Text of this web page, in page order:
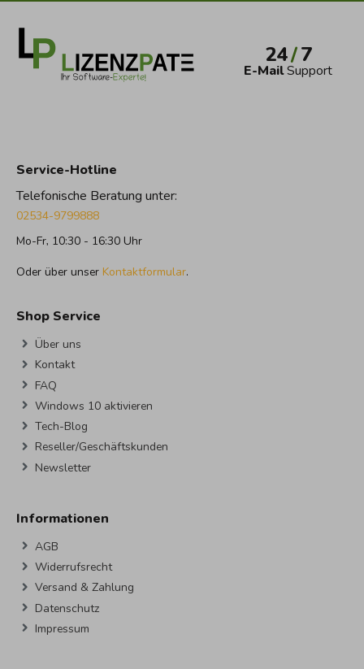
24/7
E-MailSupport
Service-Hotline
Telefonische Beratung unter:
02534-9799888
Mo-Fr, 10:30 - 16:30 Uhr
Oder über unser Kontaktformular.
Shop Service
Über uns
Kontakt
FAQ
Windows 10 aktivieren
Tech-Blog
Reseller/Geschäftskunden
Newsletter
Informationen
AGB
Widerrufsrecht
Versand & Zahlung
Datenschutz
Impressum